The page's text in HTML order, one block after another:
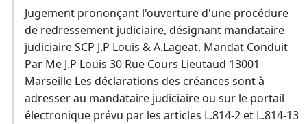
Jugement prononçant l'ouverture d'une procédure
de redressement judiciaire, désignant mandataire
judiciaire SCP J.P Louis & A.Lageat, Mandat Conduit
Par Me J.P Louis 30 Rue Cours Lieutaud 13001
Marseille Les déclarations des créances sont à
adresser au mandataire judiciaire ou sur le portail
électronique prévu par les articles L.814-2 et L.814-13